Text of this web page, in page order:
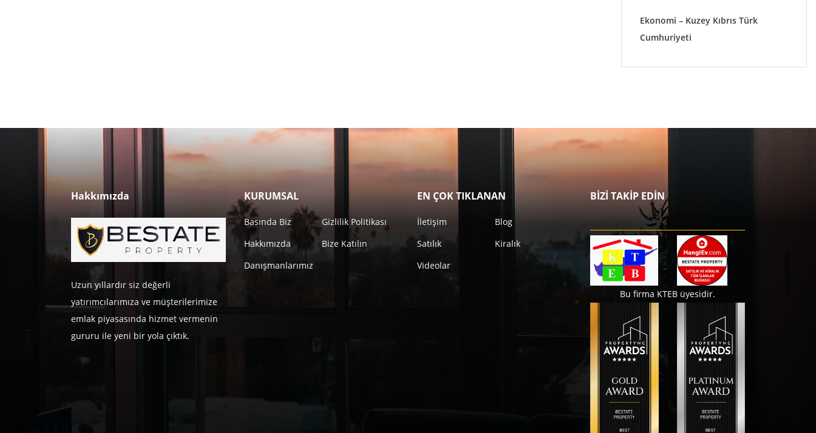
Ekonomi – Kuzey Kıbrıs Türk
Cumhuriyeti
Hakkımızda
Uzun yıllardır siz değerli
yatırımcılarımıza ve müşterilerimize
emlak piyasasında hizmet vermenin
gururu ile yeni bir yola çıktık.
KURUMSAL
Basında Biz
Gizlilik Politikası
Hakkımızda
Bize Katılın
Danışmanlarımız
EN ÇOK TIKLANAN
İletişim
Blog
Satılık
Kiralık
Videolar
BİZİ TAKİP EDİN
Bu firma KTEB üyesidir.